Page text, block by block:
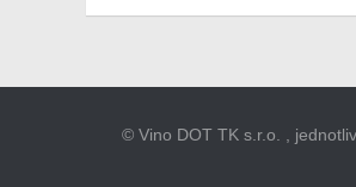
© Vino DOT TK s.r.o. ,